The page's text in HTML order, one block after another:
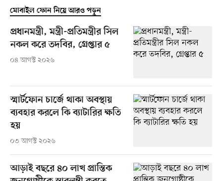
মোবাইল ফোন নিয়ে আরও পড়ুন
প্রধানমন্ত্রী, মন্ত্রী-প্রতিমন্ত্রীর সিল
নকল করে তদবির, গ্রেপ্তার ৫
০৪ আগস্ট ২০২৬
স্মার্টফোন চার্জে থাকা অবস্থায়
ব্যবহার করলে কি ব্যাটারির ক্ষতি
হয়
০৩ আগস্ট ২০২৬
আড়াই বছরে ৪০ লাখ প্রান্তিক